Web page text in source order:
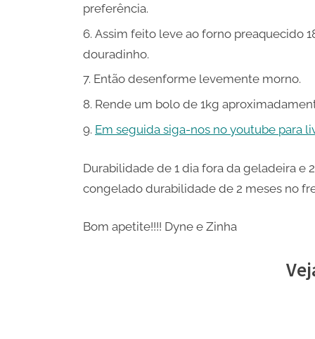
preferência.
Assim feito leve ao forno preaquecido
douradinho.
Então desenforme levemente morno.
Rende um bolo de 1kg
Em seguida siga-nos no youtube para
Durabilidade de 1 dia fora da geladeira e
congelado durabilidade de 2 meses no
Bom apetite!!!! Dyne e Zinha